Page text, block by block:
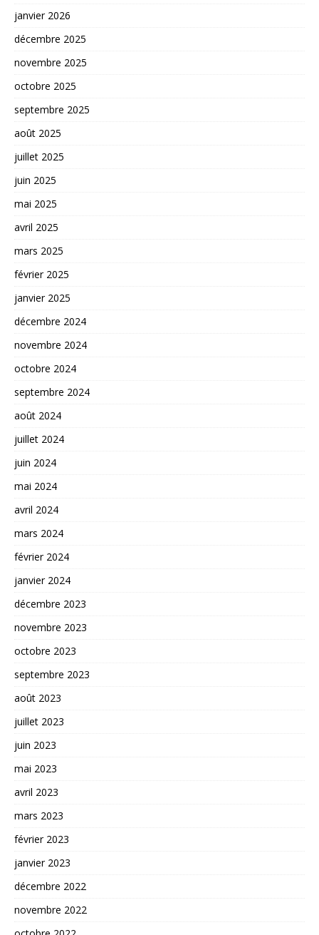
janvier 2026
décembre 2025
novembre 2025
octobre 2025
septembre 2025
août 2025
juillet 2025
juin 2025
mai 2025
avril 2025
mars 2025
février 2025
janvier 2025
décembre 2024
novembre 2024
octobre 2024
septembre 2024
août 2024
juillet 2024
juin 2024
mai 2024
avril 2024
mars 2024
février 2024
janvier 2024
décembre 2023
novembre 2023
octobre 2023
septembre 2023
août 2023
juillet 2023
juin 2023
mai 2023
avril 2023
mars 2023
février 2023
janvier 2023
décembre 2022
novembre 2022